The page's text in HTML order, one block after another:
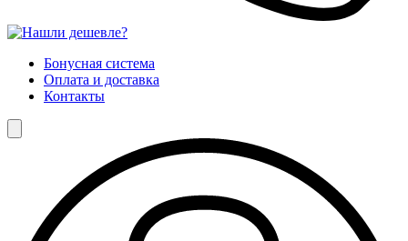
Бонусная система
Оплата и доставка
Контакты